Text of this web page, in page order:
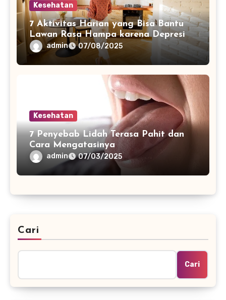
Kesehatan
7 Aktivitas Harian yang Bisa Bantu
Lawan Rasa Hampa karena Depresi
admin 07/08/2025
Kesehatan
7 Penyebab Lidah Terasa Pahit dan
Cara Mengatasinya
admin 07/03/2025
Cari
Cari